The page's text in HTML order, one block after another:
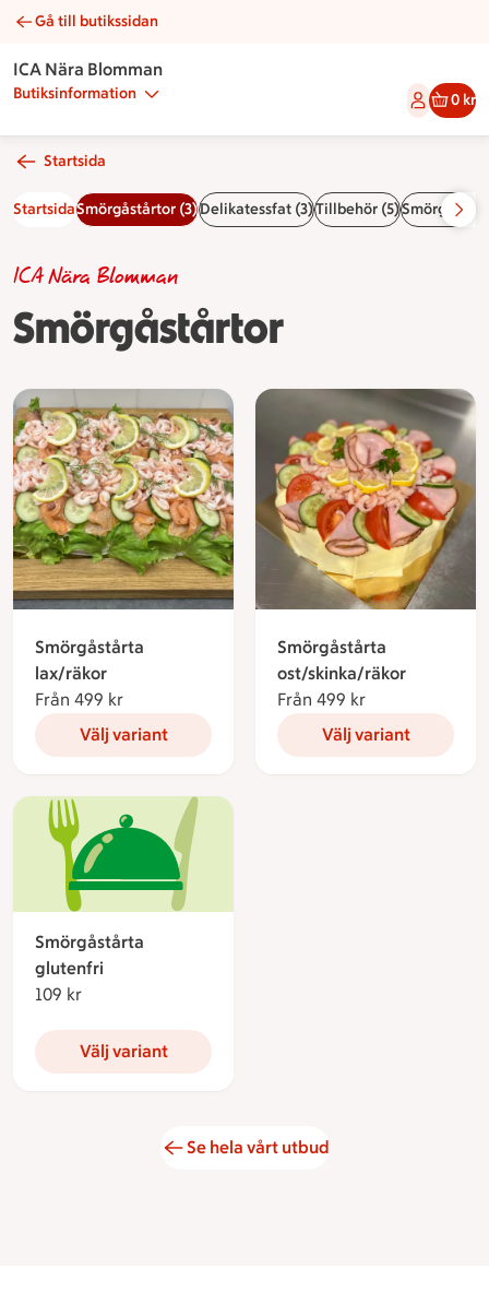
Smörgåstårtor | Catering ICA Nära Blomman
Gå till butikssidan
ICA Nära Blomman
Butiksinformation 0 kr
Startsida
StartsidaSmörgåstårtor (3)Delikatessfat (3)Tillbehör (5)Smörgåsar
Smörgåstårtor
ICA Nära Blomman
Smörgåstårta
lax/räkor
Från 499 kr
Välj variant
Smörgåstårta
ost/skinka/räkor
Från 499 kr
Välj variant
Smörgåstårta
glutenfri
109 kr
Välj variant
Se hela vårt utbud